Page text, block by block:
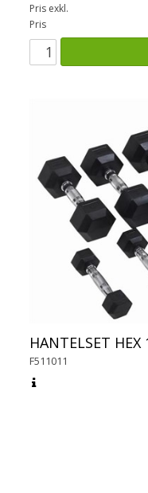
Pris exkl.
Pris
HANTELSET
F511011